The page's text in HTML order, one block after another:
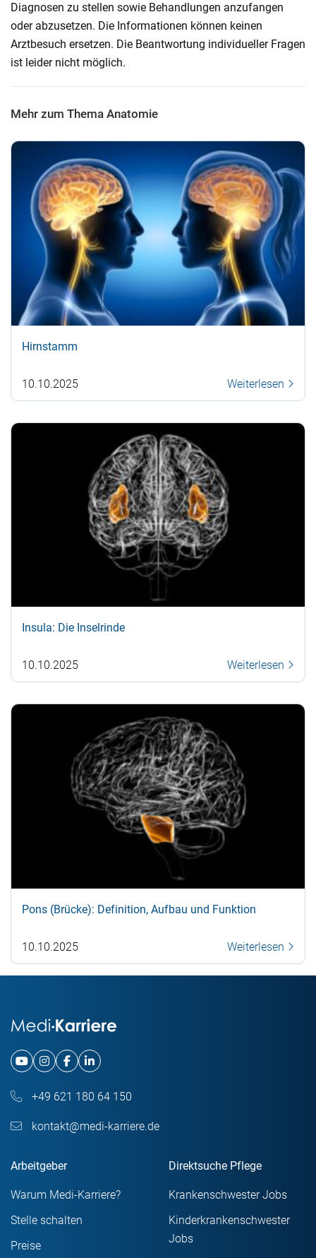
Diagnosen zu stellen sowie Behandlungen anzufangen
oder abzusetzen. Die Informationen können keinen
Arztbesuch ersetzen. Die Beantwortung individueller Fragen
ist leider nicht möglich.
Mehr zum Thema Anatomie
Hirnstamm
10.10.2025 Weiterlesen
Insula: Die Inselrinde
10.10.2025 Weiterlesen
Pons (Brücke): Definition, Aufbau und Funktion
10.10.2025 Weiterlesen
+49 621 180 64 150
kontakt@medi-karriere.de
Arbeitgeber
Warum Medi-Karriere?
Stelle schalten
Preise
Direktsuche Pflege
Krankenschwester Jobs
Kinderkrankenschwester
Jobs